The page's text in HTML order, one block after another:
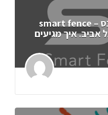
גדר לבריכה סמארט פנס – smart fence